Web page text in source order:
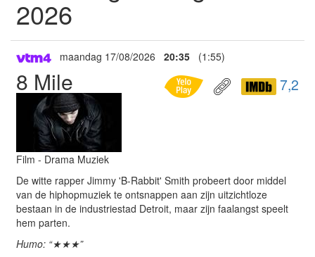
2026
maandag 17/08/2026 20:35 (1:55)
8 Mile 7,2
Film - Drama Muziek
De witte rapper Jimmy 'B-Rabbit' Smith probeert door middel
van de hiphopmuziek te ontsnappen aan zijn uitzichtloze
bestaan in de industriestad Detroit, maar zijn faalangst speelt
hem parten.
Humo: “★★★”